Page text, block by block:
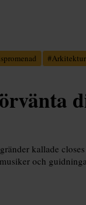
#Arkitektur
kallade
och